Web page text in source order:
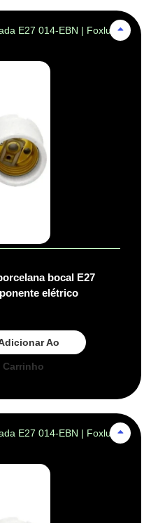
E27 014-EBN | Foxlux
bocal E27
elétrico
Ao
Carrinho
E27 014-EBN | Foxlux